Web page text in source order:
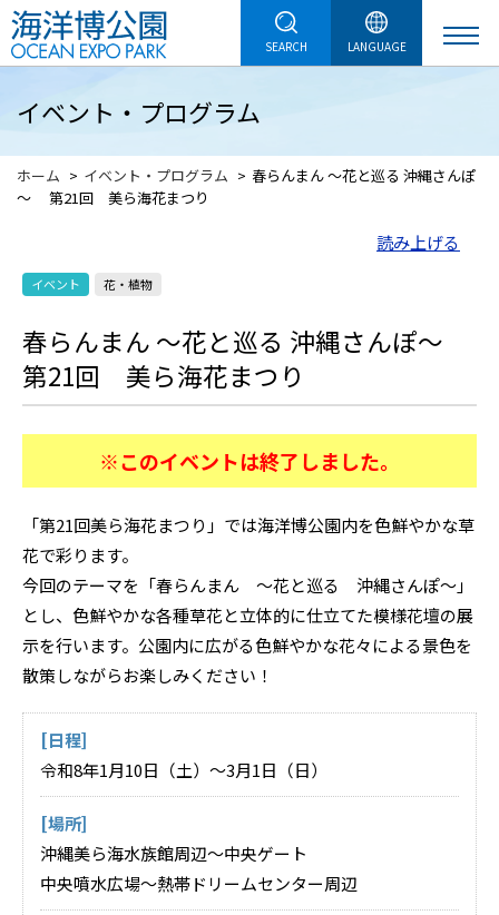
SEARCH LANGUAGE
イベント・プログラム
ホーム イベント・プログラム
春らんまん ～花と巡る 沖縄さんぽ
～ 第21回 美ら海花まつり
読み上げる
イベント 花・植物
春らんまん ～花と巡る 沖縄さんぽ～
第21回 美ら海花まつり
※このイベントは終了しました。
「第21回美ら海花まつり」では海洋博公園内を色鮮やかな草
花で彩ります。
今回のテーマを「春らんまん ～花と巡る 沖縄さんぽ～」
とし、色鮮やかな各種草花と立体的に仕立てた模様花壇の展
示を行います。公園内に広がる色鮮やかな花々による景色を
散策しながらお楽しみください！
[日程]
令和8年1月10日（土）～3月1日（日）
[場所]
沖縄美ら海水族館周辺～中央ゲート
中央噴水広場～熱帯ドリームセンター周辺